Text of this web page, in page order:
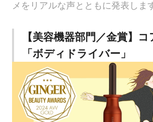
メをリアルな声とともに発表しま
【美容機器部門／金賞】
「ボディドライバー」